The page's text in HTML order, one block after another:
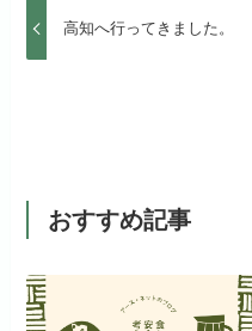
高知へ行ってきました。
おすすめ記事